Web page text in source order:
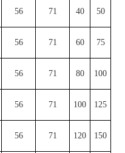
56 71 40 50
56 71 60 75
56 71 80 100
56 71 100 125
56 71 120 150